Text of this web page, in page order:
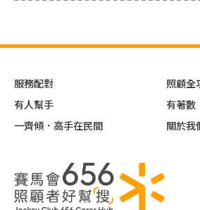
服務配對
有人幫手
一齊傾．高手在民間
照顧全
有著數
關於我